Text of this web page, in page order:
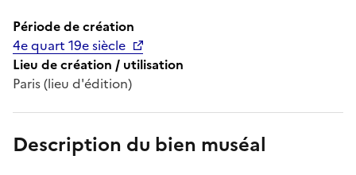
Période de création
4e quart 19e siècle
Lieu de création / utilisation
Paris (lieu d'édition)
Description du bien muséal